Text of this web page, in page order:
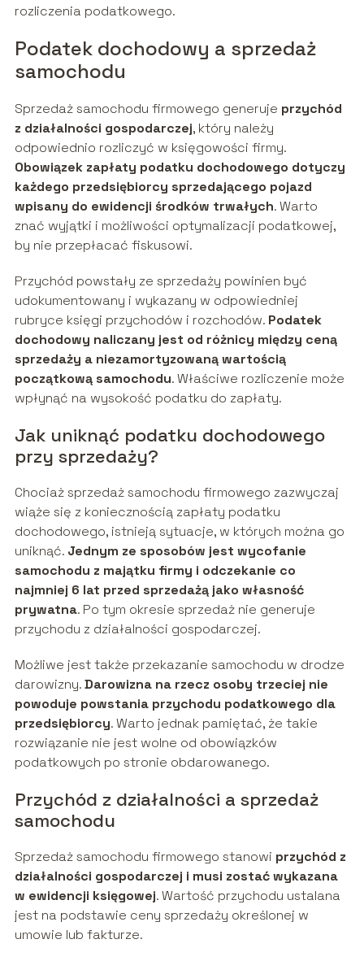
rozliczenia podatkowego.
Podatek dochodowy a sprzedaż
samochodu
Sprzedaż samochodu firmowego generuje przychód
z działalności gospodarczej, który należy
odpowiednio rozliczyć w księgowości firmy.
Obowiązek zapłaty podatku dochodowego dotyczy
każdego przedsiębiorcy sprzedającego pojazd
wpisany do ewidencji środków trwałych. Warto
znać wyjątki i możliwości optymalizacji podatkowej,
by nie przepłacać fiskusowi.
Przychód powstały ze sprzedaży powinien być
udokumentowany i wykazany w odpowiedniej
rubryce księgi przychodów i rozchodów. Podatek
dochodowy naliczany jest od różnicy między ceną
sprzedaży a niezamortyzowaną wartością
początkową samochodu. Właściwe rozliczenie może
wpłynąć na wysokość podatku do zapłaty.
Jak uniknąć podatku dochodowego
przy sprzedaży?
Chociaż sprzedaż samochodu firmowego zazwyczaj
wiąże się z koniecznością zapłaty podatku
dochodowego, istnieją sytuacje, w których można go
uniknąć. Jednym ze sposobów jest wycofanie
samochodu z majątku firmy i odczekanie co
najmniej 6 lat przed sprzedażą jako własność
prywatna. Po tym okresie sprzedaż nie generuje
przychodu z działalności gospodarczej.
Możliwe jest także przekazanie samochodu w drodze
darowizny.Darowizna na rzecz osoby trzeciej nie
powoduje powstania przychodu podatkowego dla
przedsiębiorcy. Warto jednak pamiętać, że takie
rozwiązanie nie jest wolne od obowiązków
podatkowych po stronie obdarowanego.
Przychód z działalności a sprzedaż
samochodu
Sprzedaż samochodu firmowego stanowi przychód z
działalności gospodarczej i musi zostać wykazana
w ewidencji księgowej. Wartość przychodu ustalana
jest na podstawie ceny sprzedaży określonej w
umowie lub fakturze.